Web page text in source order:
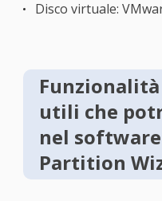
Disco virtuale:
utili che
nel software
Partition